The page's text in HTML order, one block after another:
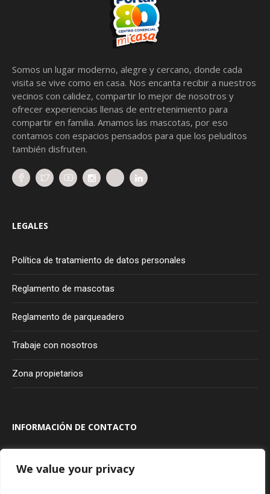
We value your privacy
Somos un lugar moderno, alegre y cercano, donde cada
visita se vive como en casa. Nos encanta recibir a nuestros
vecinos con calidez, compartir lo mejor de nosotros y
ofrecer experiencias llenas de entretenimiento para
compartir en familia. Amamos las mascotas, por eso
contamos con espacios pensados para que los peluditos
también disfruten.
LEGALES
Política de tratamiento de datos personales
Reglamento de mascotas
Reglamento de parqueadero
Trabaje con nosotros
Zona propietarios
INFORMACIÓN DE CONTACTO
Transversal 100A #80A - 20